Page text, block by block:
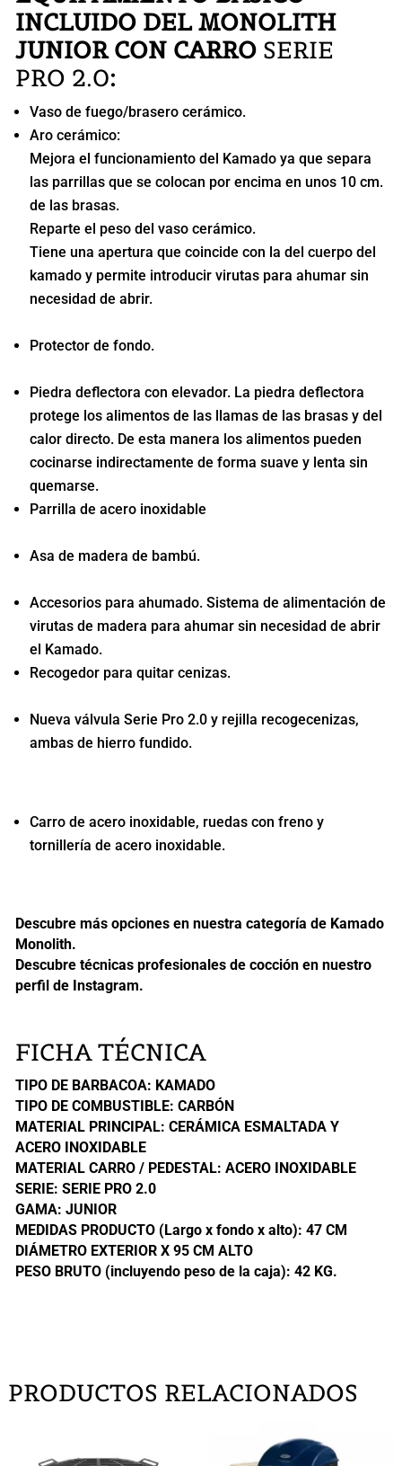
INCLUIDO DEL MONOLITH
JUNIOR CON CARRO SERIE
PRO 2.0:
Vaso de fuego/brasero cerámico.
Aro cerámico:
Mejora el funcionamiento del Kamado ya que separa
las parrillas que se colocan por encima en unos 10 cm.
de las brasas.
Reparte el peso del vaso cerámico.
Tiene una apertura que coincide con la del cuerpo del
kamado y permite introducir virutas para ahumar sin
necesidad de abrir.
Protector de fondo.
Piedra deflectora con elevador. La piedra deflectora
protege los alimentos de las llamas de las brasas y del
calor directo. De esta manera los alimentos pueden
cocinarse indirectamente de forma suave y lenta sin
quemarse.
Parrilla de acero inoxidable
Asa de madera de bambú.
Accesorios para ahumado. Sistema de alimentación de
virutas de madera para ahumar sin necesidad de abrir
el Kamado.
Recogedor para quitar cenizas.
Nueva válvula Serie Pro 2.0 y rejilla recogecenizas,
ambas de hierro fundido.
Carro de acero inoxidable, ruedas con freno y
tornillería de acero inoxidable.
Descubre más opciones en nuestra categoría deKamado
Monolith.
Descubre técnicas profesionales de cocción en nuestro
perfil de Instagram.
FICHA TÉCNICA
TIPO DE BARBACOA: KAMADO
TIPO DE COMBUSTIBLE: CARBÓN
MATERIAL PRINCIPAL: CERÁMICA ESMALTADA Y
ACERO INOXIDABLE
MATERIAL CARRO / PEDESTAL: ACERO INOXIDABLE
SERIE: SERIE PRO 2.0
GAMA: JUNIOR
MEDIDAS PRODUCTO (Largo x fondo x alto): 47 CM
DIÁMETRO EXTERIOR X 95 CM ALTO
PESO BRUTO (incluyendo peso de la caja): 42 KG.
PRODUCTOS RELACIONADOS